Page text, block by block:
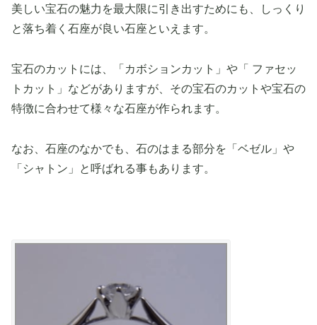
美しい宝石の魅力を最大限に引き出すためにも、しっくり
と落ち着く石座が良い石座といえます。
宝石のカットには、「カボションカット」や「 ファセッ
トカット」などがありますが、その宝石のカットや宝石の
特徴に合わせて様々な石座が作られます。
なお、石座のなかでも、石のはまる部分を「ベゼル」や
「シャトン」と呼ばれる事もあります。